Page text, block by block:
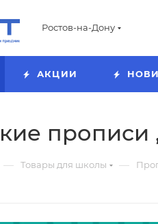
Ростов-на-Дону
АКЦИИ
— Товары для школы —